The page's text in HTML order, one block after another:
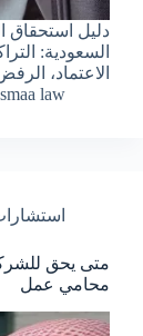
دليل استحقاق
السعودية:
الاعتماد،
law
متى يحق
محامي عمل